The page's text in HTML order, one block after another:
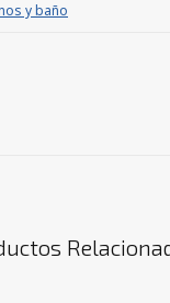
y baño